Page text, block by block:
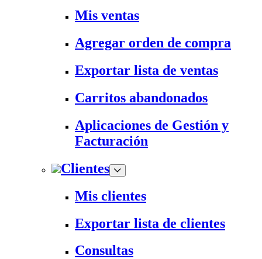
Mis ventas
Agregar orden de compra
Exportar lista de ventas
Carritos abandonados
Aplicaciones de Gestión y
Facturación
Clientes
Mis clientes
Exportar lista de clientes
Consultas